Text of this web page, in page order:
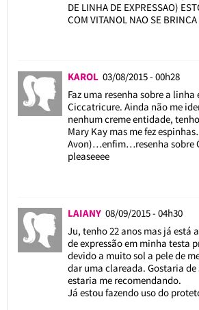
DE LINHA DE EXPRESSAO)
COM VITANOL NAO SE
KAROL 03/08/2015 - 00h28
Faz uma resenha sobre a
Ciccatricure. Ainda não me
nenhum creme entidade,
Mary Kay mas me fez
Avon)…enfim…resenha sobre
pleaseeee
LAIANY 08/09/2015 - 04h30
Ju, tenho 22 anos mas já está
de expressão em minha testa
devido a muito sol a pele de
dar uma clareada. Gostaria
estaria me recomendando.
Já estou fazendo uso do